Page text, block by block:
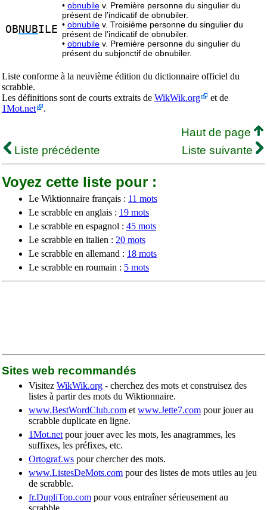
OB NUBILE
• obnubile v. Première personne du singulier du
présent de l’indicatif de obnubiler.
• obnubile v. Troisième personne du singulier du
présent de l’indicatif de obnubiler.
• obnubile v. Première personne du singulier du
présent du subjonctif de obnubiler.
Liste conforme à la neuvième édition du dictionnaire officiel du
scrabble.
Les définitions sont de courts extraits de WikWik.org
et de
1Mot.net
.
Haut de page
Liste précédente
Liste suivante
Voyez cette liste pour :
Le Wiktionnaire français : 11 mots
Le scrabble en anglais : 19 mots
Le scrabble en espagnol : 45 mots
Le scrabble en italien : 20 mots
Le scrabble en allemand : 18 mots
Le scrabble en roumain : 5 mots
Sites web recommandés
Visitez WikWik.org - cherchez des mots et construisez des
listes à partir des mots du Wiktionnaire.
www.BestWordClub.com et www.Jette7.com pour jouer au
scrabble duplicate en ligne.
1Mot.net pour jouer avec les mots, les anagrammes, les
suffixes, les préfixes, etc.
Ortograf.ws pour chercher des mots.
www.ListesDeMots.com pour des listes de mots utiles au jeu
de scrabble.
fr.DupliTop.com pour vous entraîner sérieusement au
scrabble.